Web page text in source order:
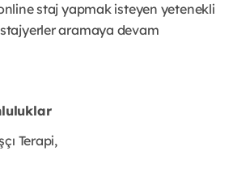
staj yapmak isteyen yetenekli
aramaya devam
Terapi,